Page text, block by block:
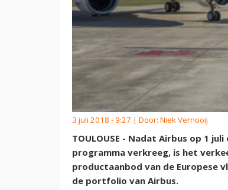
3 juli 2018 - 9:27 | Door: Niek Vernooij
TOULOUSE - Nadat Airbus op 1
programma verkreeg, is het
productaanbod van de Europese
de portfolio van Airbus.